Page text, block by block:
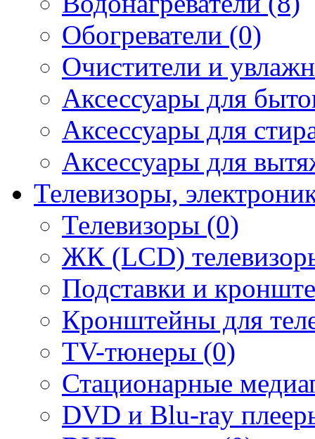
Обогреватели (0)
Очистители и
Аксессуары для
Аксессуары для
Аксессуары для
Телевизоры,
Телевизоры (0)
ЖК (LCD)
Подставки и
Кронштейны для
TV-тюнеры (0)
Стационарные
DVD и Blu-ray